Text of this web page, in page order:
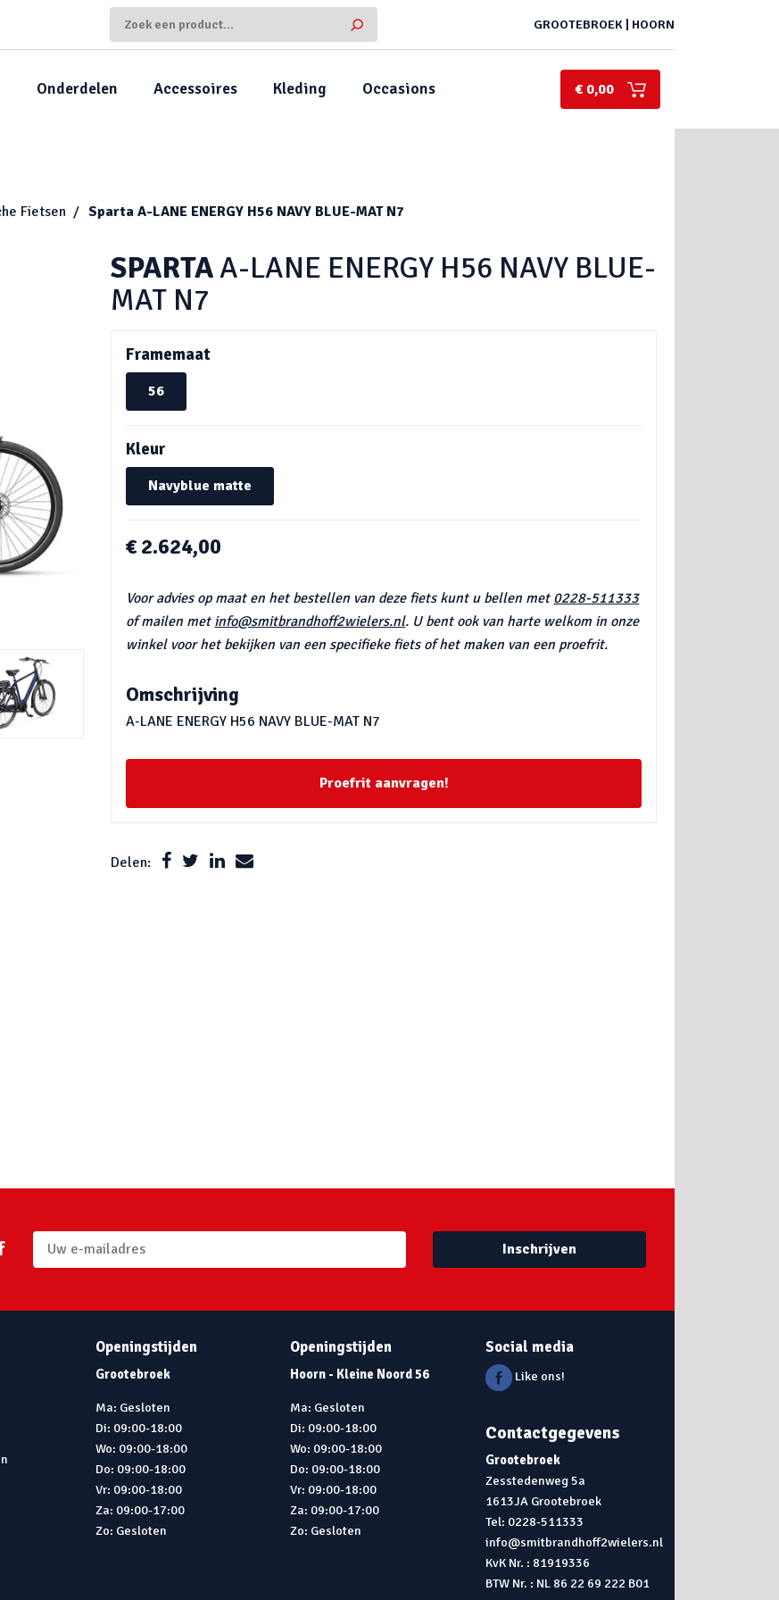
GROOTEBROEK | HOORN
Onderdelen Accessoires Kleding Occasions € 0,00
Fietsen SpartaA-LANE ENERGY H56 NAVY BLUE-MAT N7
SPARTAA-LANE ENERGY H56 NAVY BLUE-
MAT N7
Framemaat
56
Kleur
Navyblue matte
€ 2.624,00
Voor advies op maat en het bestellen van deze fiets kunt u bellen met 0228-511333
of mailen met info@smitbrandhoff2wielers.nl. U bent ook van harte welkom in onze
winkel voor het bekijken van een specifieke fiets of het maken van een proefrit.
Omschrijving
A-LANE ENERGY H56 NAVY BLUE-MAT N7
Proefrit aanvragen!
Delen:
Inschrijven
Openingstijden
Grootebroek
Ma: Gesloten
Di: 09:00-18:00
Wo: 09:00-18:00
Do: 09:00-18:00
Vr: 09:00-18:00
Za: 09:00-17:00
Zo: Gesloten
Openingstijden
Hoorn - Kleine Noord 56
Ma: Gesloten
Di: 09:00-18:00
Wo: 09:00-18:00
Do: 09:00-18:00
Vr: 09:00-18:00
Za: 09:00-17:00
Zo: Gesloten
Social media
Like ons!
Contactgegevens
Grootebroek
Zesstedenweg 5a
1613JA Grootebroek
Tel: 0228-511333
info@smitbrandhoff2wielers.nl
KvK Nr. : 81919336
BTW Nr. : NL 86 22 69 222 B01